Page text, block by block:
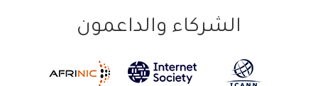
الشركاء والداعمون